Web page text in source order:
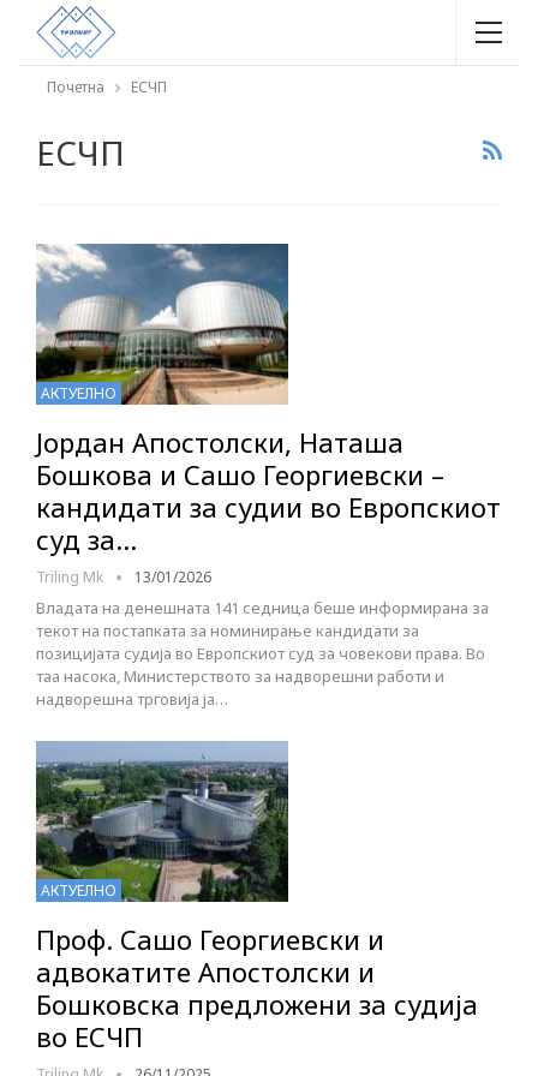
Почетна ЕСЧП
ЕСЧП
АКТУЕЛНО
Јордан Апостолски, Наташа
Бошкова и Сашо Георгиевски –
кандидати за судии во Европскиот
суд за…
Triling Mk 13/01/2026
Владата на денешната 141 седница беше информирана за
текот на постапката за номинирање кандидати за
позицијата судија во Европскиот суд за човекови права. Во
таа насока, Министерството за надворешни работи и
надворешна трговија ја…
АКТУЕЛНО
Проф. Сашо Георгиевски и
адвокатите Апостолски и
Бошковска предложени за судија
во ЕСЧП